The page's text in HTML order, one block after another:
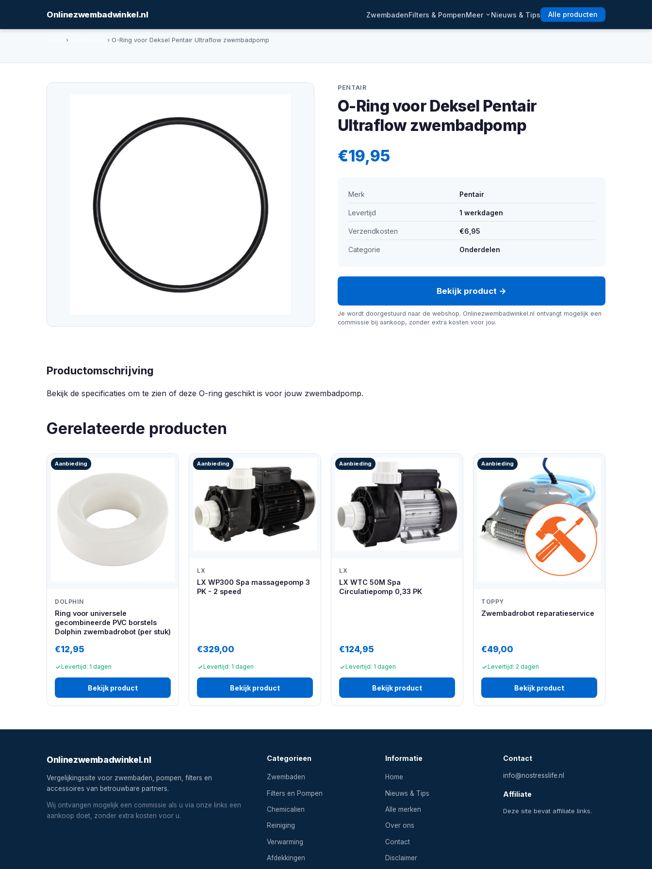
Onlinezwembadwinkel.nl ZwembadenFilters & PompenMeer Nieuws & Tips Alle producten
› › O-Ring voor Deksel Pentair Ultraflow zwembadpomp
PENTAIR
O-Ring voor Deksel Pentair
Ultraflow zwembadpomp
€19,95
Merk Pentair
Levertijd 1 werkdagen
Verzendkosten €6,95
Categorie Onderdelen
Bekijk product →
Je wordt doorgestuurd naar de webshop. Onlinezwembadwinkel.nl ontvangt mogelijk een
commissie bij aankoop, zonder extra kosten voor jou.
Productomschrijving
Bekijk de specificaties om te zien of deze O-ring geschikt is voor jouw zwembadpomp.
Gerelateerde producten
Aanbieding
DOLPHIN
Ring voor universele
gecombineerde PVC borstels
Dolphin zwembadrobot (per stuk)
€12,95
Levertijd: 1 dagen
Bekijk product
Aanbieding
LX
LX WP300 Spa massagepomp 3
PK - 2 speed
€329,00
Levertijd: 1 dagen
Bekijk product
Aanbieding
LX
LX WTC 50M Spa
Circulatiepomp 0,33 PK
€124,95
Levertijd: 1 dagen
Bekijk product
Aanbieding
TOPPY
Zwembadrobot reparatieservice
€49,00
Levertijd: 2 dagen
Bekijk product
Onlinezwembadwinkel.nl
Vergelijkingssite voor zwembaden, pompen, filters en
accessoires van betrouwbare partners.
Wij ontvangen mogelijk een commissie als u via onze links een
aankoop doet, zonder extra kosten voor u.
Categorieen
Zwembaden
Filters en Pompen
Chemicalien
Reiniging
Verwarming
Afdekkingen
Informatie
Home
Nieuws & Tips
Alle merken
Over ons
Contact
Disclaimer
Contact
info@nostresslife.nl
Affiliate
Deze site bevat affiliate links.